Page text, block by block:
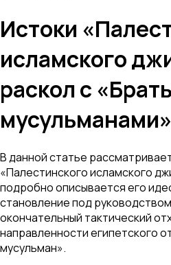
Истоки
исламского
раскол с
мусульманами»
В данной статье
«Палестинского исламского
подробно описывается его
становление под
окончательный тактический
направленности египетского
мусульман».